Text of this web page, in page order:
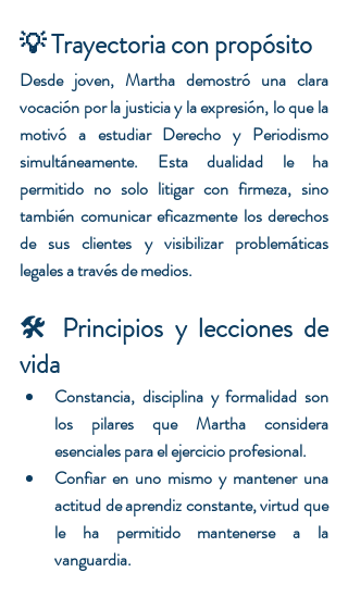
💡 Trayectoria con propósito
Desde joven, Martha demostró una clara
vocación por la justicia y la expresión, lo que la
motivó a estudiar Derecho y Periodismo
simultáneamente. Esta dualidad le ha
permitido no solo litigar con firmeza, sino
también comunicar eficazmente los derechos
de sus clientes y visibilizar problemáticas
legales a través de medios.
🛠️ Principios y lecciones de
vida
Constancia, disciplina y formalidad son
los pilares que Martha considera
esenciales para el ejercicio profesional.
Confiar en uno mismo y mantener una
actitud de aprendiz constante, virtud que
le ha permitido mantenerse a la
vanguardia.